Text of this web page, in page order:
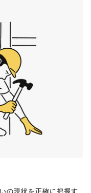
の現状を正確に把握す